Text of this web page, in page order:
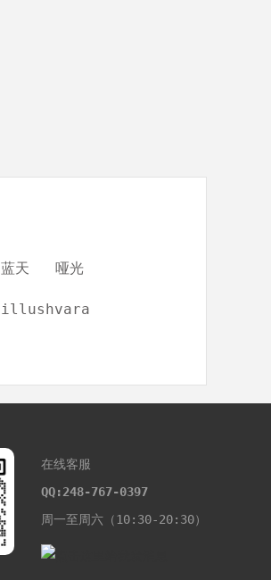
蓝天 哑光
illushvara
在线客服
QQ:248-767-0397
周一至周六（10:30-20:30）